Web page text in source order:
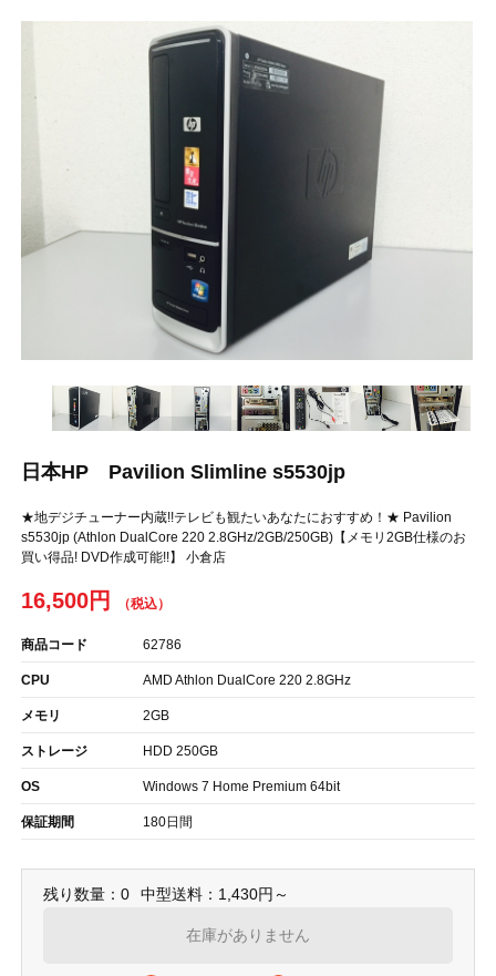
日本HP Pavilion Slimline s5530jp
★地デジチューナー内蔵!!テレビも観たいあなたにおすすめ！★ Pavilion
s5530jp (Athlon DualCore 220 2.8GHz/2GB/250GB)【メモリ2GB仕様のお
買い得品! DVD作成可能!!】 小倉店
16,500円
商品コード 62786
CPU AMD Athlon DualCore 220 2.8GHz
メモリ 2GB
ストレージ HDD 250GB
OS Windows 7 Home Premium 64bit
保証期間 180日間
残り数量：0 中型送料：1,430円～
在庫がありません